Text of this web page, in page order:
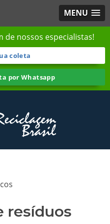
MENU
de nossos especialistas!
coleta
por Whatsapp
resíduos